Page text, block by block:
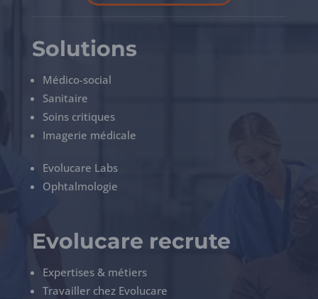
Solutions
Médico-social
Sanitaire
Soins critiques
Imagerie médicale
Evolucare Labs
Ophtalmologie
Evolucare recrute
Expertises & métiers
Travailler chez Evolucare